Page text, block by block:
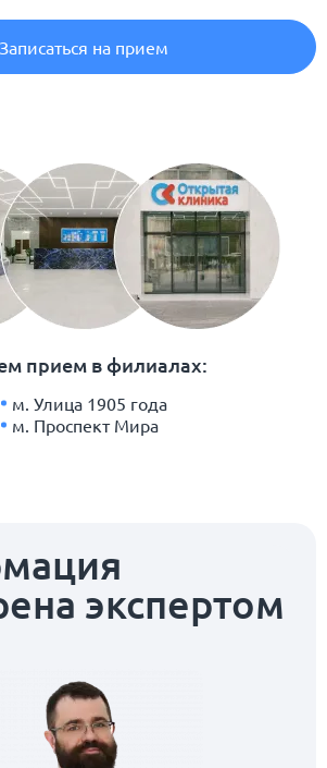
прием в филиалах:
м. Улица 1905 года
м. Проспект Мира
Записаться на прием
экспертом